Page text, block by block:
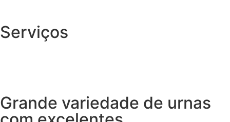
Serviços
Grande variedade de urnas